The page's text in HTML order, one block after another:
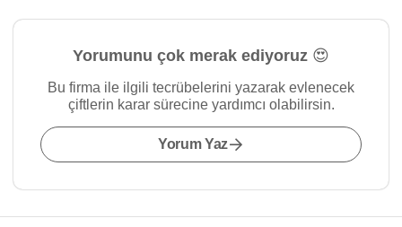
Yorumunu çok merak ediyoruz 😍
Bu firma ile ilgili tecrübelerini yazarak evlenecek
çiftlerin karar sürecine yardımcı olabilirsin.
Yorum Yaz